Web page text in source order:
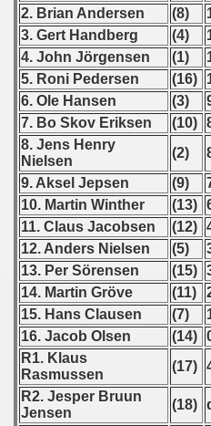
2. Brian Andersen
(8)
3. Gert Handberg
(4)
4. John Jörgensen
(1)
5. Roni Pedersen
(16)
6. Ole Hansen
(3)
7. Bo Skov Eriksen
(10)
8. Jens Henry
Nielsen
(2)
9. Aksel Jepsen
(9)
10. Martin Winther
(13)
11. Claus Jacobsen
(12)
12. Anders Nielsen
(5)
13. Per Sörensen
(15)
14. Martin Gröve
(11)
15. Hans Clausen
(7)
16. Jacob Olsen
(14)
R1. Klaus
Rasmussen
(17)
R2. Jesper Bruun
Jensen
(18)
1983
1984
1986
- 1988
- 1989
- 1990